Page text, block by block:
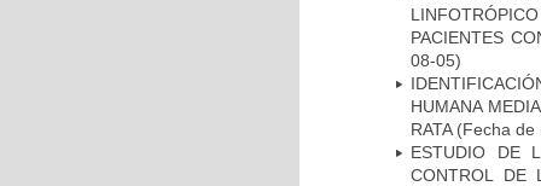
PACIENTES
08-05)
HUMANA
RATA(Fecha de
ESTUDIO DE
CONTROL DE